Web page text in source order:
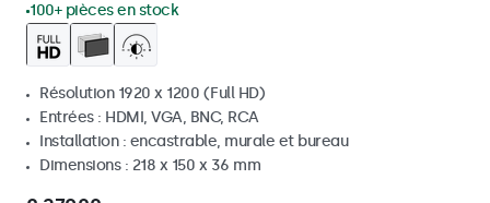
100+ pièces en stock
Résolution 1920 x 1200 (Full HD)
Entrées : HDMI, VGA, BNC, RCA
Installation : encastrable, murale et bureau
Dimensions : 218 x 150 x 36 mm